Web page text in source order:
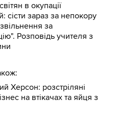
в окупації
сісти зараз за непокору
за
Розповідь учителя з
Херсон: розстріляні
на втікачах та яйця з